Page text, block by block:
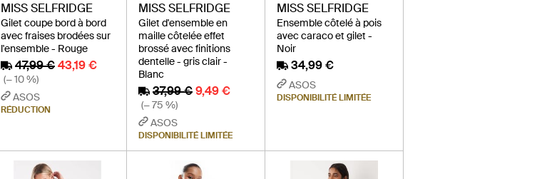
MISS SELFRIDGE
Gilet coupe bord à bord
avec fraises brodées sur
l'ensemble - Rouge
47,99 € 43,19 €
(− 10 %)
ASOS
RÉDUCTION
MISS SELFRIDGE
Gilet d'ensemble en
maille côtelée effet
brossé avec finitions
dentelle - gris clair -
Blanc
37,99 € 9,49 €
(− 75 %)
ASOS
DISPONIBILITÉ LIMITÉE
MISS SELFRIDGE
Ensemble côtelé à pois
avec caraco et gilet -
Noir
34,99 €
ASOS
DISPONIBILITÉ LIMITÉE